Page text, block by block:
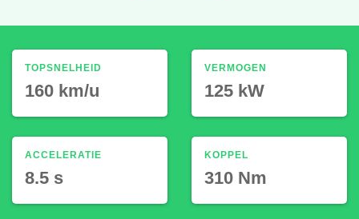
TOPSNELHEID
160 km/u
ACCELERATIE
8.5 s
VERMOGEN
125 kW
KOPPEL
310 Nm